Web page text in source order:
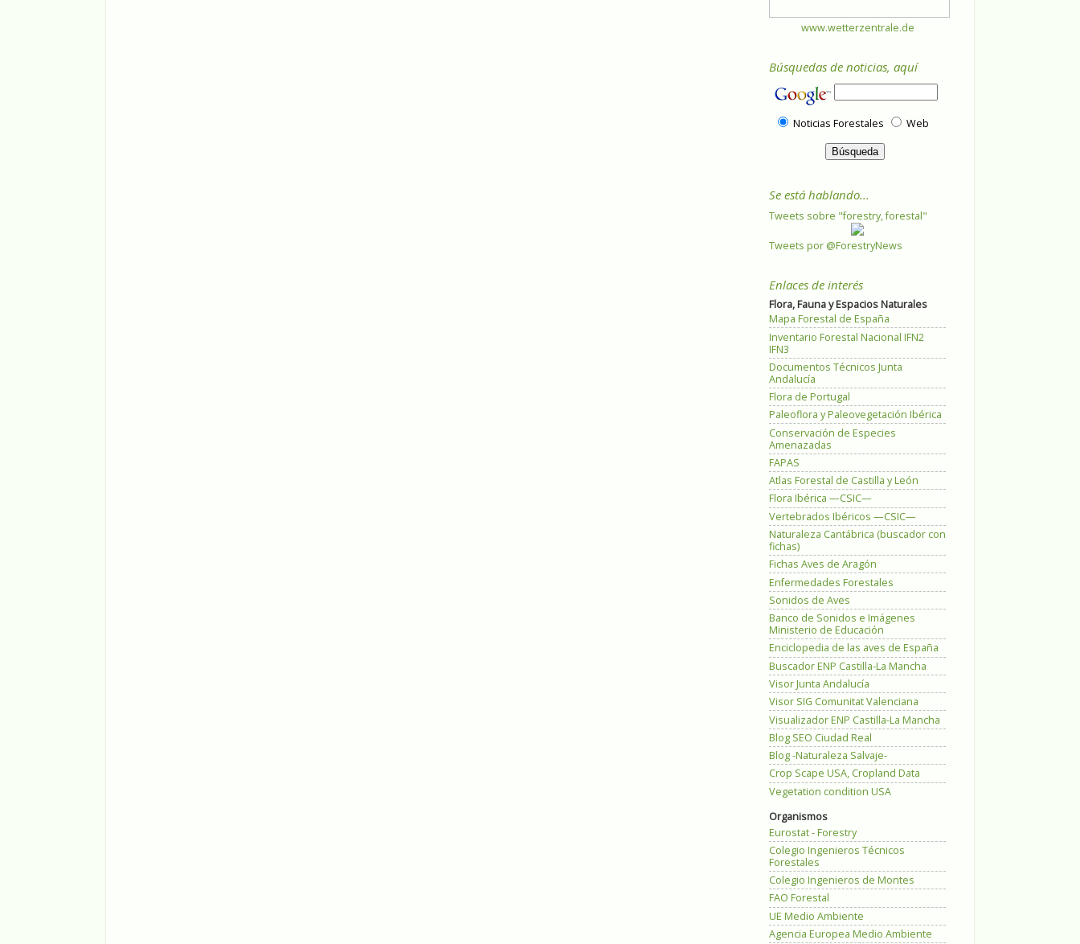
www.wetterzentrale.de
Búsquedas de noticias, aquí
Noticias Forestales Web
Se está hablando...
Tweets sobre "forestry, forestal"
Tweets por @ForestryNews
Enlaces de interés
Flora, Fauna y Espacios Naturales
Mapa Forestal de España
Inventario Forestal Nacional IFN2
IFN3
Documentos Técnicos Junta
Andalucía
Flora de Portugal
Paleoflora y Paleovegetación Ibérica
Conservación de Especies
Amenazadas
FAPAS
Atlas Forestal de Castilla y León
Flora Ibérica —CSIC—
Vertebrados Ibéricos —CSIC—
Naturaleza Cantábrica (buscador con
fichas)
Fichas Aves de Aragón
Enfermedades Forestales
Sonidos de Aves
Banco de Sonidos e Imágenes
Ministerio de Educación
Enciclopedia de las aves de España
Buscador ENP Castilla-La Mancha
Visor Junta Andalucía
Visor SIG Comunitat Valenciana
Visualizador ENP Castilla-La Mancha
Blog SEO Ciudad Real
Blog -Naturaleza Salvaje-
Crop Scape USA, Cropland Data
Vegetation condition USA
Organismos
Eurostat - Forestry
Colegio Ingenieros Técnicos
Forestales
Colegio Ingenieros de Montes
FAO Forestal
UE Medio Ambiente
Agencia Europea Medio Ambiente